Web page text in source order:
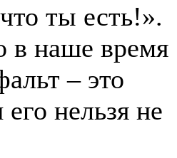
ты есть!».
в наше время
– это
нельзя не